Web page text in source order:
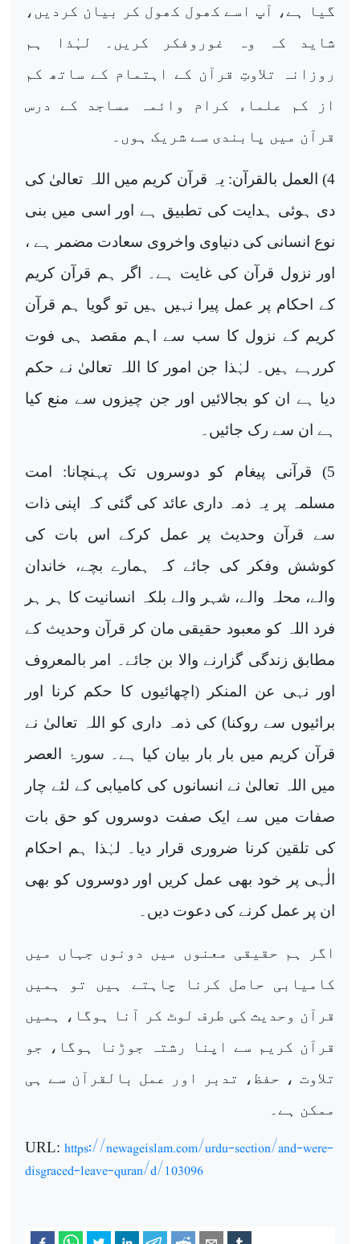
گیا ہے، آپ اسے کھول کھول کر بیان کردیں،
شاید کہ وہ غوروفکر کریں۔ لہٰذا ہم
روزانہ تلاوتِ قرآن کے اہتمام کے ساتھ کم
از کم علماء کرام وائمہ مساجد کے درس
قرآن میں پابندی سے شریک ہوں۔
4) العمل بالقرآن: یہ قرآن کریم میں اللہ تعالیٰ کی
دی ہوئی ہدایت کی تطبیق ہے اور اسی میں بنی
نوع انسانی کی دنیاوی واخروی سعادت مضمر ہے ،
اور نزول قرآن کی غایت ہے۔ اگر ہم قرآن کریم
کے احکام پر عمل پیرا نہیں ہیں تو گویا ہم قرآن
کریم کے نزول کا سب سے اہم مقصد ہی فوت
کررہے ہیں۔ لہٰذا جن امور کا اللہ تعالیٰ نے حکم
دیا ہے ان کو بجالائیں اور جن چیزوں سے منع کیا
ہے ان سے رک جائیں۔
5)
قرآنی پیغام کو دوسروں تک پہنچانا: امت
مسلمہ پر یہ ذمہ داری عائد کی گئی کہ اپنی ذات
سے قرآن وحدیث پر عمل کرکے اس بات کی
کوشش وفکر کی جائے کہ ہمارے بچے، خاندان
والے، محلہ والے، شہر والے بلکہ انسانیت کا ہر ہر
فرد اللہ کو معبود حقیقی مان کر قرآن وحدیث کے
مطابق زندگی گزارنے والا بن جائے۔ امر بالمعروف
اور نہی عن المنکر (اچھائیوں کا حکم کرنا اور
برائیوں سے روکنا) کی ذمہ داری کو اللہ تعالیٰ نے
قرآن کریم میں بار بار بیان کیا ہے۔ سورۂ العصر
میں اللہ تعالیٰ نے انسانوں کی کامیابی کے لئے چار
صفات میں سے ایک صفت دوسروں کو حق بات
کی تلقین کرنا ضروری قرار دیا۔ لہٰذا ہم احکام
الٰہی پر خود بھی عمل کریں اور دوسروں کو بھی
ان پر عمل کرنے کی دعوت دیں۔
اگر ہم حقیقی معنوں میں دونوں جہاں میں
کامیابی حاصل کرنا چاہتے ہیں تو ہمیں
قرآن وحدیث کی طرف لوٹ کر آنا ہوگا، ہمیں
قرآن کریم سے اپنا رشتہ جوڑنا ہوگا، جو
تلاوت ، حفظ، تدبر اور عمل بالقرآن سے ہی
ممکن ہے۔
URL: https://newageislam.com/urdu-section/and-were-
disgraced-leave-quran/d/103096